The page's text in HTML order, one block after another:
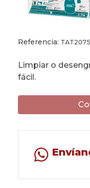
Referencia:
Limpiar o
fácil.